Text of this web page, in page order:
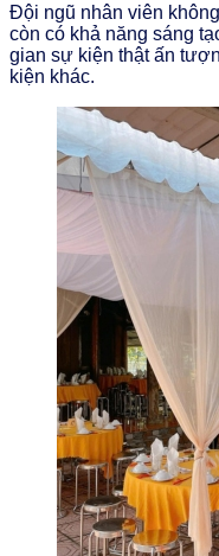
Đội ngũ nhân viên
còn có khả năng sáng
gian sự kiện thật ấn
kiện khác.